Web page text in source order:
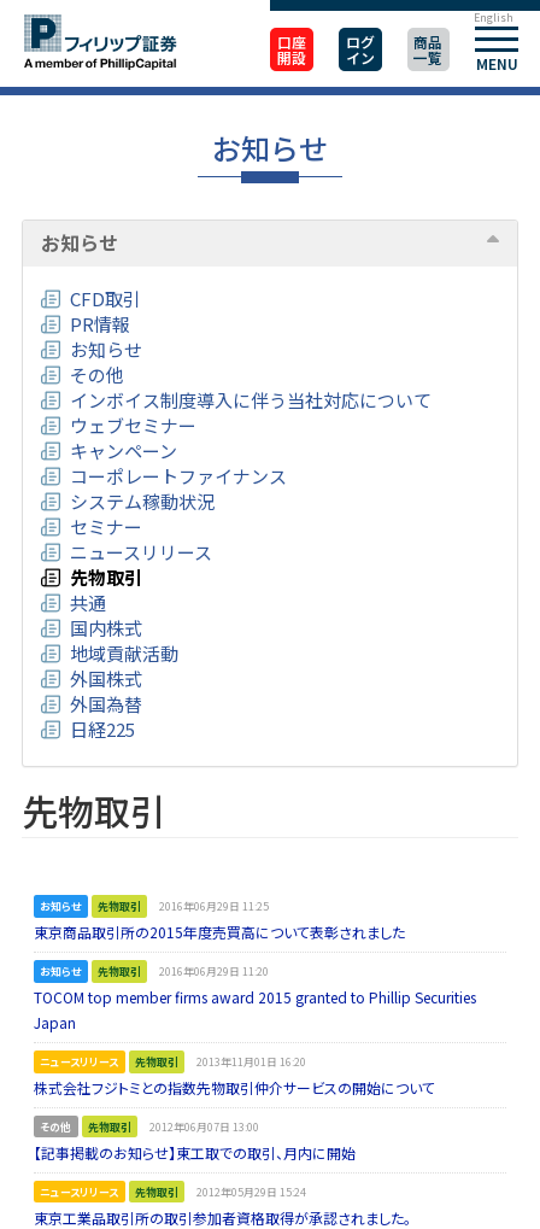
口座
開設
ログ
イン
商品
一覧 MENU
English
お知らせ
お知らせ
CFD取引
PR情報
お知らせ
その他
インボイス制度導入に伴う当社対応について
ウェブセミナー
キャンペーン
コーポレートファイナンス
システム稼動状況
セミナー
ニュースリリース
先物取引
共通
国内株式
地域貢献活動
外国株式
外国為替
日経225
先物取引
お知らせ 先物取引 2016年06月29日 11:25
東京商品取引所の2015年度売買高について表彰されました
お知らせ 先物取引 2016年06月29日 11:20
TOCOM top member firms award 2015 granted to Phillip Securities
Japan
ニュースリリース 先物取引 2013年11月01日 16:20
株式会社フジトミとの指数先物取引仲介サービスの開始について
その他 先物取引 2012年06月07日 13:00
【記事掲載のお知らせ】東工取での取引、月内に開始
ニュースリリース 先物取引 2012年05月29日 15:24
東京工業品取引所の取引参加者資格取得が承認されました。